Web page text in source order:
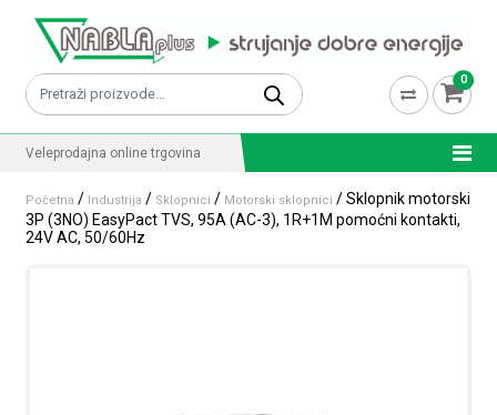
Pretraži: 0
Veleprodajna online trgovina
Početna / Industrija / Sklopnici / Motorski sklopnici / Sklopnik motorski
3P (3NO) EasyPact TVS, 95A (AC-3), 1R+1M pomoćni kontakti,
24V AC, 50/60Hz